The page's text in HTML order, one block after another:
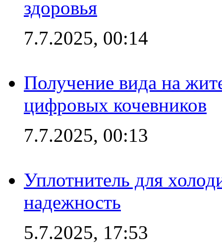
здоровья
7.7.2025, 00:14
Получение вида на
цифровых кочевников
7.7.2025, 00:13
Уплотнитель для
надежность
5.7.2025, 17:53